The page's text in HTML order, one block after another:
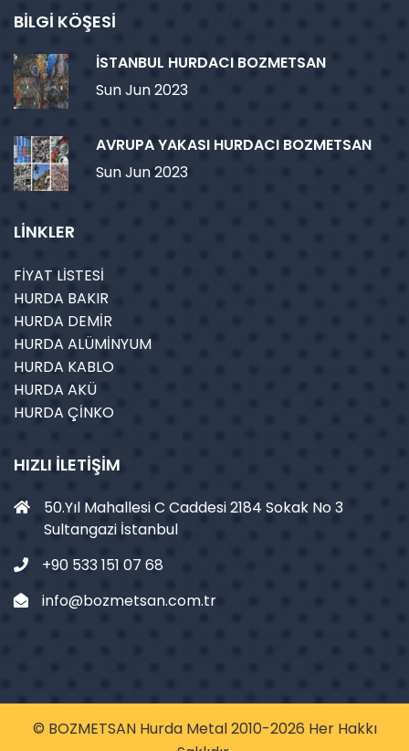
BİLGİ KÖŞESİ
İSTANBUL HURDACI BOZMETSAN
Sun Jun 2023
AVRUPA YAKASI HURDACI BOZMETSAN
Sun Jun 2023
LİNKLER
FİYAT LİSTESİ
HURDA BAKIR
HURDA DEMİR
HURDA ALÜMİNYUM
HURDA KABLO
HURDA AKÜ
HURDA ÇİNKO
HIZLI İLETIŞIM
50.Yıl Mahallesi C Caddesi 2184 Sokak No 3
Sultangazi İstanbul
+90 533 151 07 68
info@bozmetsan.com.tr
© BOZMETSAN Hurda Metal 2010-2026 Her Hakkı